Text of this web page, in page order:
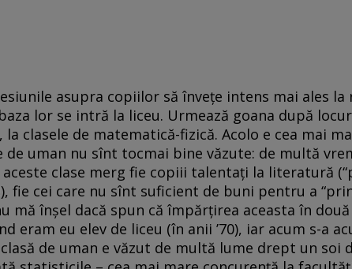
asupra copiilor să înveţe intens mai ales la
lor se intră la liceu. Urmează goana după
la clasele de matematică-fizică. Acolo e cea mai
de uman nu sînt tocmai bine văzute: de multă
clase merg fie copiii talentaţi la literatură
fie cei care nu sînt suficient de buni pentru a
mă înşel dacă spun că împărţirea aceasta în două
eram eu elev de liceu (în anii ’70), iar acum s-a
de uman e văzut de multă lume drept un soi